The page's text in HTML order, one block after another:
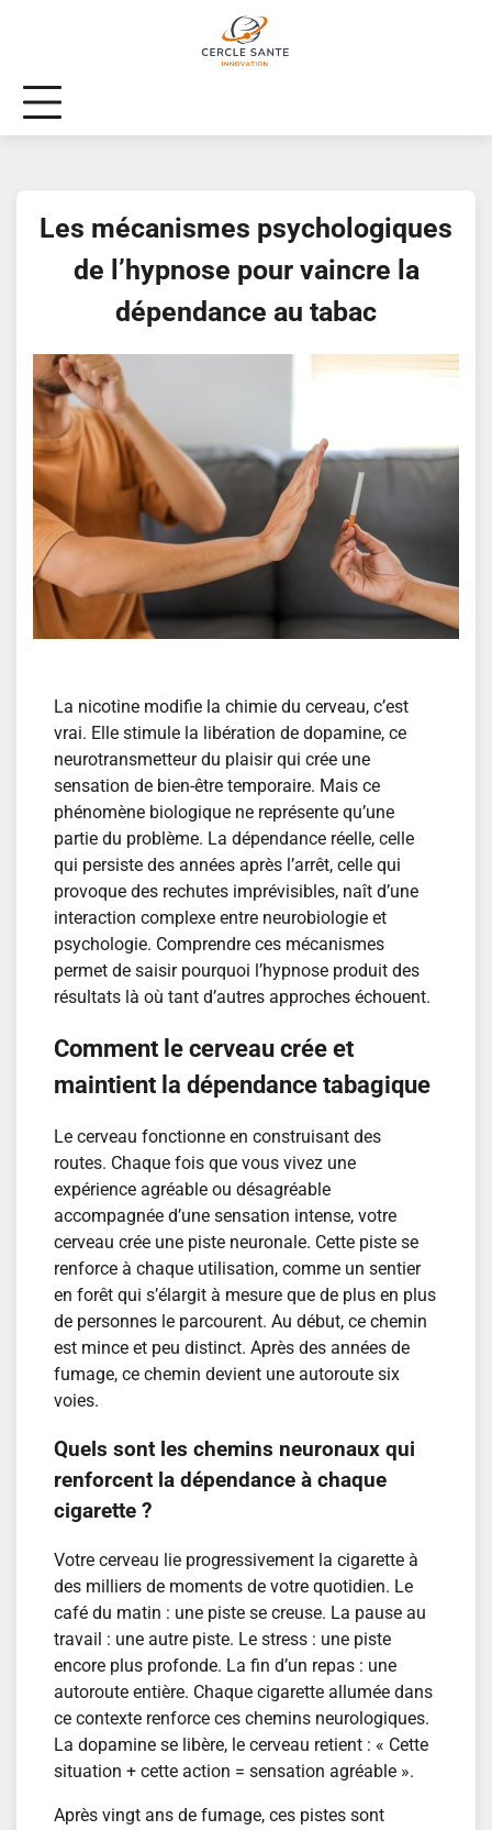
Les mécanismes psychologiques
de l’hypnose pour vaincre la
dépendance au tabac
La nicotine modifie la chimie du cerveau, c’est
vrai. Elle stimule la libération de dopamine, ce
neurotransmetteur du plaisir qui crée une
sensation de bien-être temporaire. Mais ce
phénomène biologique ne représente qu’une
partie du problème. La dépendance réelle, celle
qui persiste des années après l’arrêt, celle qui
provoque des rechutes imprévisibles, naît d’une
interaction complexe entre neurobiologie et
psychologie. Comprendre ces mécanismes
permet de saisir pourquoi l’hypnose produit des
résultats là où tant d’autres approches échouent.
Comment le cerveau crée et
maintient la dépendance tabagique
Le cerveau fonctionne en construisant des
routes. Chaque fois que vous vivez une
expérience agréable ou désagréable
accompagnée d’une sensation intense, votre
cerveau crée une piste neuronale. Cette piste se
renforce à chaque utilisation, comme un sentier
en forêt qui s’élargit à mesure que de plus en plus
de personnes le parcourent. Au début, ce chemin
est mince et peu distinct. Après des années de
fumage, ce chemin devient une autoroute six
voies.
Quels sont les chemins neuronaux qui
renforcent la dépendance à chaque
cigarette ?
Votre cerveau lie progressivement la cigarette à
des milliers de moments de votre quotidien. Le
café du matin : une piste se creuse. La pause au
travail : une autre piste. Le stress : une piste
encore plus profonde. La fin d’un repas : une
autoroute entière. Chaque cigarette allumée dans
ce contexte renforce ces chemins neurologiques.
La dopamine se libère, le cerveau retient : « Cette
situation + cette action = sensation agréable ».
Après vingt ans de fumage, ces pistes sont